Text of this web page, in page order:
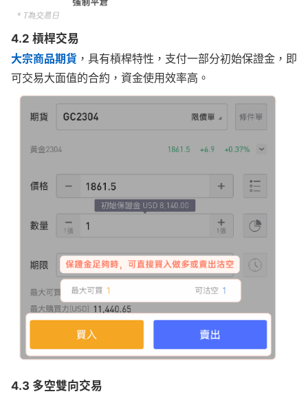
4.2 槓桿交易
大宗商品期貨 ，具有槓桿特性，支付一部分初始保證金，即
可交易大面值的合約，資金使用效率高。
4.3 多空雙向交易